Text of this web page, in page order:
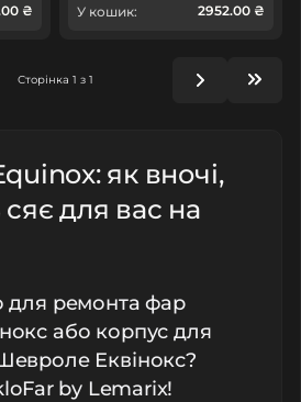
₴ У кошик: 2952.00 ₴
Сторінка 1 з 1
як вночі,
сяє для вас на
для ремонта фар
або корпус для
Еквінокс?
by Lemarix!